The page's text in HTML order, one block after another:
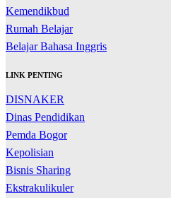
Kemendikbud
Rumah Belajar
Belajar Bahasa Inggris
LINK PENTING
DISNAKER
Dinas Pendidikan
Pemda Bogor
Kepolisian
Bisnis Sharing
Ekstrakulikuler